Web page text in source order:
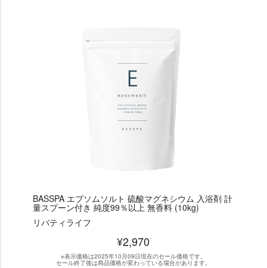
BASSPA エプソムソルト 硫酸マグネシウム 入浴剤 計
量スプーン付き 純度99％以上 無香料 (10kg)
リバティライフ
¥2,970
※表示価格は2025年10月09日現在のセール価格です。
セール終了後は商品価格が変わっている場合があります。